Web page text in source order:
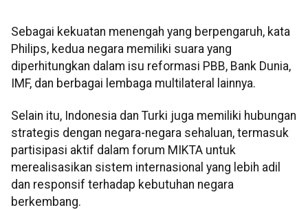
Sebagai kekuatan menengah yang berpengaruh, kata
Philips, kedua negara memiliki suara yang
diperhitungkan dalam isu reformasi PBB, Bank Dunia,
IMF, dan berbagai lembaga multilateral lainnya.
Selain itu, Indonesia dan Turki juga memiliki hubungan
strategis dengan negara-negara sehaluan, termasuk
partisipasi aktif dalam forum MIKTA untuk
merealisasikan sistem internasional yang lebih adil
dan responsif terhadap kebutuhan negara
berkembang.